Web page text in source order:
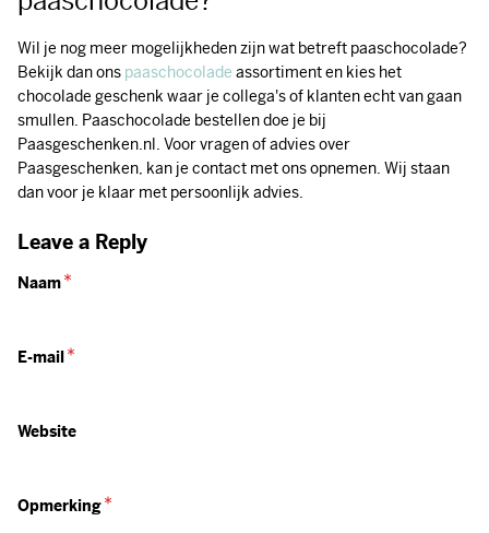
Wil je nog meer mogelijkheden zijn wat betreft paaschocolade?
Bekijk dan ons paaschocolade assortiment en kies het
chocolade geschenk waar je collega's of klanten echt van gaan
smullen. Paaschocolade bestellen doe je bij
Paasgeschenken.nl. Voor vragen of advies over
Paasgeschenken, kan je contact met ons opnemen. Wij staan
dan voor je klaar met persoonlijk advies.
Leave a Reply
Naam
E-mail
Website
Opmerking